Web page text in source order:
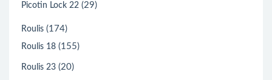
Picotin Lock 22 (29)
Roulis (174)
Roulis 18 (155)
Roulis 23 (20)